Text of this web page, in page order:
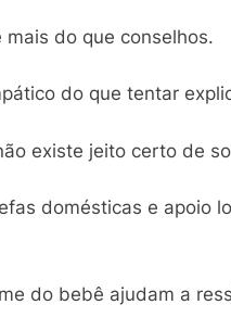
do que conselhos.
do que tentar
existe jeito certo de
domésticas e apoio
do bebê ajudam a